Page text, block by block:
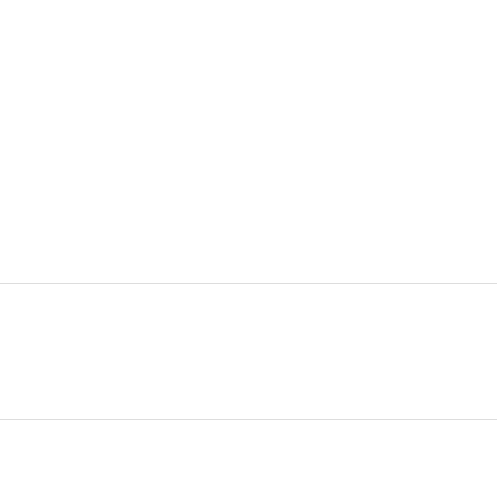
Dit zorgt ervoor dat de
op zit.
met het maaiveld.
zwart springdoek afgewerkt met
geleverd zodat, na het
kan worden. Er is een gelijk
Primus 335x244
net aan wanneer er minder ruimte